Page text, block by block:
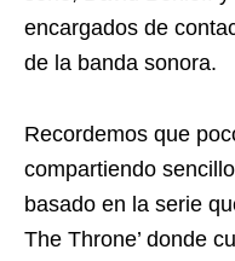
encargados de
de la banda sonora.
Recordemos que
compartiendo
basado en la serie
The Throne’ donde